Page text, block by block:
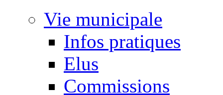
Vie municipale
Infos pratiques
Elus
Commissions